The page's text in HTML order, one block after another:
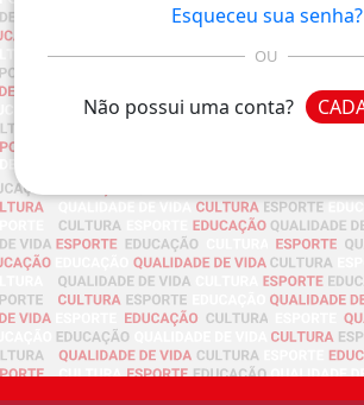
Esqueceu sua senha?
OU
Não possui uma conta?